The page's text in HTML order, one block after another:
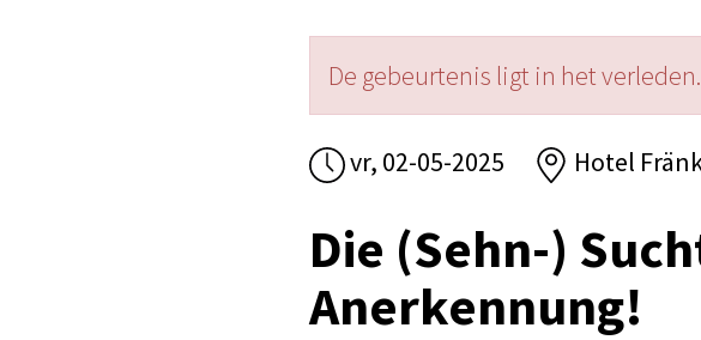
De gebeurtenis ligt in het verleden.
vr, 02-05-2025 Hotel
Die (Sehn-)
Anerkennung!